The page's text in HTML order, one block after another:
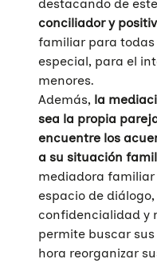
destacando de
conciliador y
familiar para todas
especial, para el
menores.
Además, la
sea la propia
encuentre los
a su situación
mediadora
espacio de
confidencialidad y
permite buscar
hora reorganizar